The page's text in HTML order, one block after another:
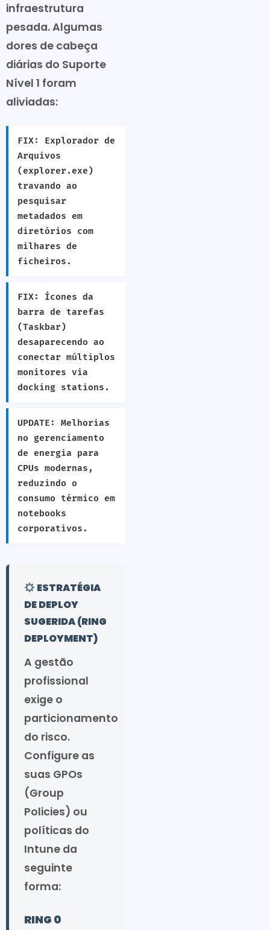
infraestrutura
pesada. Algumas
dores de cabeça
diárias do Suporte
Nível 1 foram
aliviadas:
FIX: Explorador de
Arquivos
(explorer.exe)
travando ao
pesquisar
metadados em
diretórios com
milhares de
ficheiros.
FIX: Ícones da
barra de tarefas
(Taskbar)
desaparecendo ao
conectar múltiplos
monitores via
docking stations.
UPDATE: Melhorias
no gerenciamento
de energia para
CPUs modernas,
reduzindo o
consumo térmico em
notebooks
corporativos.
ESTRATÉGIA
DE DEPLOY
SUGERIDA (RING
DEPLOYMENT)
A gestão
profissional
exige o
particionamento
do risco.
Configure as
suas GPOs
(Group
Policies) ou
políticas do
Intune da
seguinte
forma:
RING 0